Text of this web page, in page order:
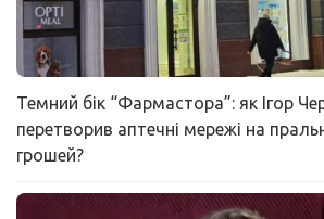
Темний бік “Фармастора”: як Ігор
перетворив аптечні мережі на
грошей?